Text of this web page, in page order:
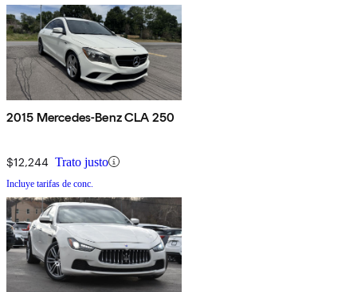
2015 Mercedes-Benz CLA 250
$12,244 Trato justo
Incluye tarifas de conc.